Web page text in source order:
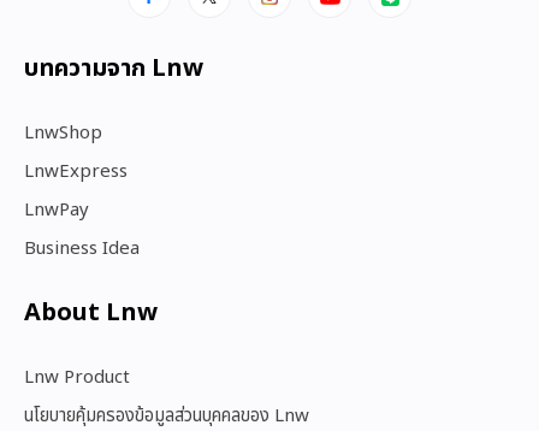
บทความจาก Lnw
LnwShop
LnwExpress
LnwPay
Business Idea
About Lnw​
Lnw Product
นโยบายคุ้มครองข้อมูลส่วนบุคคลของ Lnw